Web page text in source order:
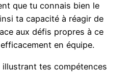
que tu connais bien le
ta capacité à réagir de
aux défis propres à ce
en équipe.
tes compétences